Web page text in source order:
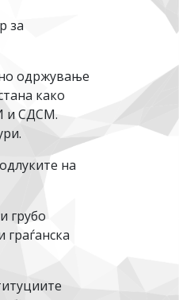
за
одржување
како
и СДСМ.
на
грубо